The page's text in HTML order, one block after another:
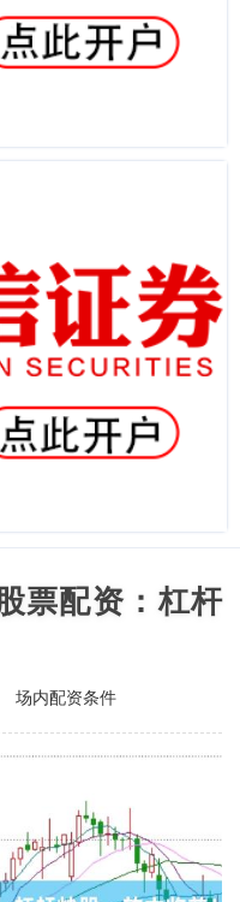
票配资：杠杆
场内配资条件